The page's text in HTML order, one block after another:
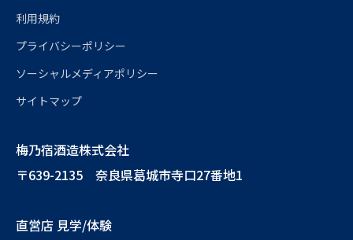
利用規約
プライバシーポリシー
ソーシャルメディアポリシー
サイトマップ
梅乃宿酒造株式会社
〒639-2135 奈良県葛城市寺口27番地1
直営店 見学/体験